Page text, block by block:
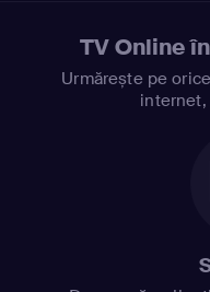
TV Online
Urmărește pe
internet,